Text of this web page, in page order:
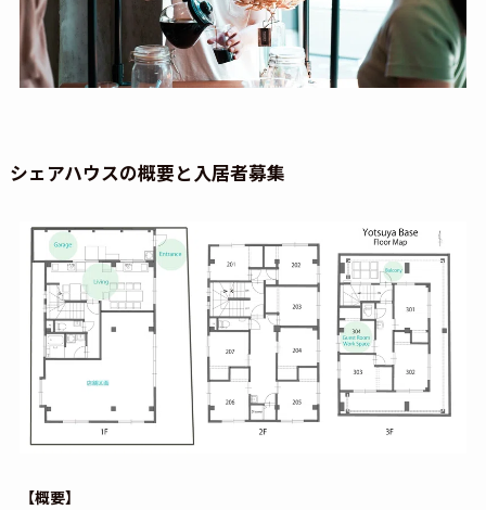
シェアハウスの概要と入居者募集
【概要】